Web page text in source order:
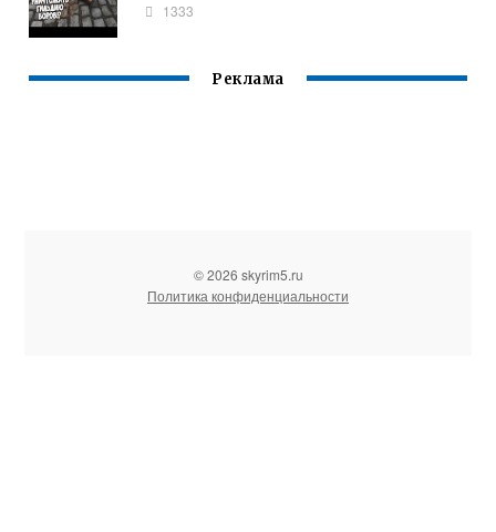
1333
Реклама
© 2026 skyrim5.ru
Политика конфиденциальности